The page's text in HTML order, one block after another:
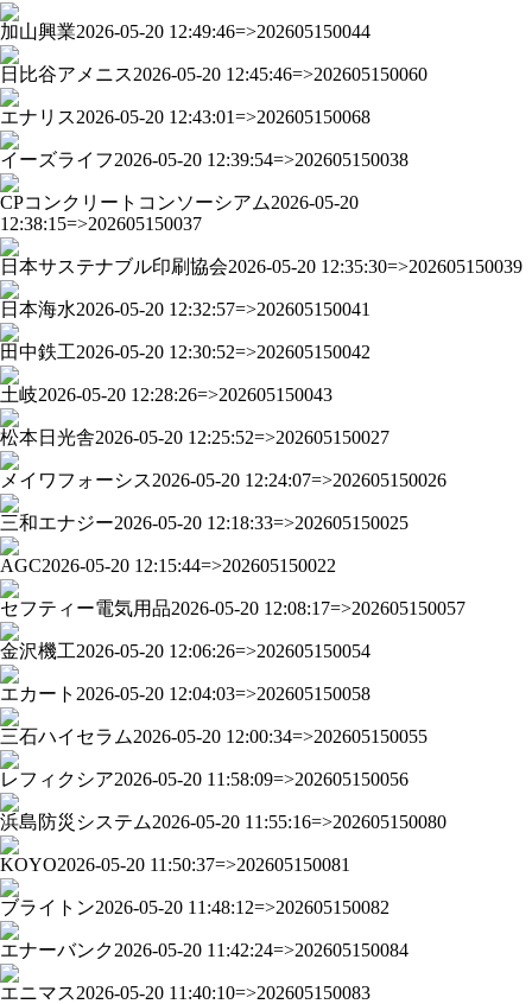
加山興業2026-05-20 12:49:46=>202605150044
日比谷アメニス2026-05-20 12:45:46=>202605150060
エナリス2026-05-20 12:43:01=>202605150068
イーズライフ2026-05-20 12:39:54=>202605150038
CPコンクリートコンソーシアム2026-05-20
12:38:15=>202605150037
日本サステナブル印刷協会2026-05-20 12:35:30=>202605150039
日本海水2026-05-20 12:32:57=>202605150041
田中鉄工2026-05-20 12:30:52=>202605150042
土岐2026-05-20 12:28:26=>202605150043
松本日光舎2026-05-20 12:25:52=>202605150027
メイワフォーシス2026-05-20 12:24:07=>202605150026
三和エナジー2026-05-20 12:18:33=>202605150025
AGC2026-05-20 12:15:44=>202605150022
セフティー電気用品2026-05-20 12:08:17=>202605150057
金沢機工2026-05-20 12:06:26=>202605150054
エカート 2026-05-20 12:04:03=>202605150058
三石ハイセラム2026-05-20 12:00:34=>202605150055
レフィクシア2026-05-20 11:58:09=>202605150056
浜島防災システム2026-05-20 11:55:16=>202605150080
KOYO2026-05-20 11:50:37=>202605150081
ブライトン2026-05-20 11:48:12=>202605150082
エナーバンク2026-05-20 11:42:24=>202605150084
エニマス2026-05-20 11:40:10=>202605150083